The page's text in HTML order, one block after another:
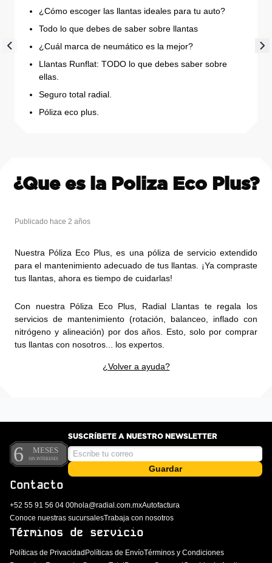
¿Cómo escoger las llantas ideales para tu auto?
Todo lo que debes de saber sobre llantas
¿Cuál marca de neumático es la mejor?
Llantas Runflat: TODO lo que debes saber sobre
ellas.
Seguro total radial.
Póliza eco plus.
¿Que es la Poliza Eco Plus?
Publicado hace 2 años
Nuestra Póliza Eco Plus, es una póliza de servicio extendido
para el mantenimiento adecuado de tus llantas. ¡Ya compraste
tus llantas, ahora es tiempo de cuidarlas!
Con nuestra Póliza Eco Plus, Radial Llantas te regala los
servicios de mantenimiento (rotación, balanceo, inflado con
nitrógeno y alineación) por dos años. Esto, solo por comprar
tus llantas con nosotros... los expertos.
¿Volver a ayuda?
SUSCRÍBETE A NUESTRO NEWSLETTER
Guardar
Contacto
+52 55 91 56 04 00hola@radial.com.mxAutofactura
Conoce nuestras sucursalesTrabaja con nosotros
Términos de servicio
Políticas de Privacidad Políticas de EnvíoTérminos y Condiciones